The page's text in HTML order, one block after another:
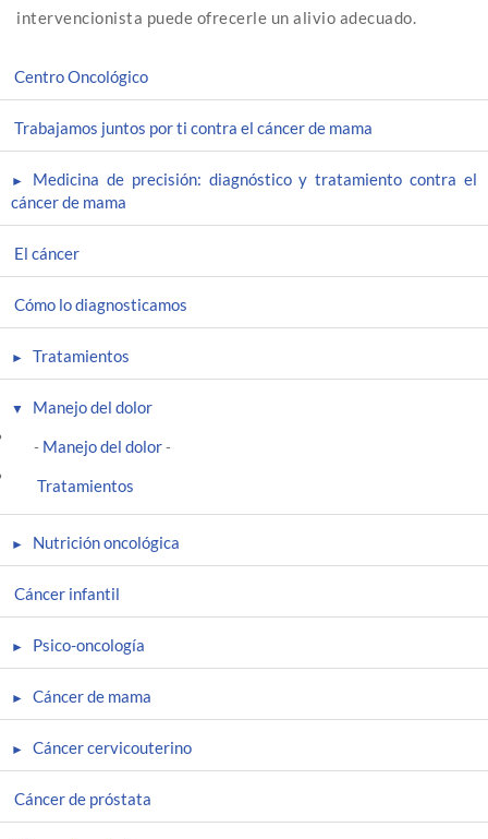
intervencionista puede ofrecerle un alivio adecuado.
Centro Oncológico
Trabajamos juntos por ti contra el cáncer de mama
Medicina de precisión: diagnóstico y tratamiento contra el
cáncer de mama
El cáncer
Cómo lo diagnosticamos
Tratamientos
Manejo del dolor
- Manejo del dolor-
Tratamientos
Nutrición oncológica
Cáncer infantil
Psico-oncología
Cáncer de mama
Cáncer cervicouterino
Cáncer de próstata